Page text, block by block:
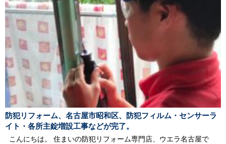
防犯リフォーム、名古屋市昭和区、防犯フィルム・センサーラ
イト・各所主錠増設工事などが完了。
こんにちは。 住まいの防犯リフォーム専門店、ウエラ名古屋で